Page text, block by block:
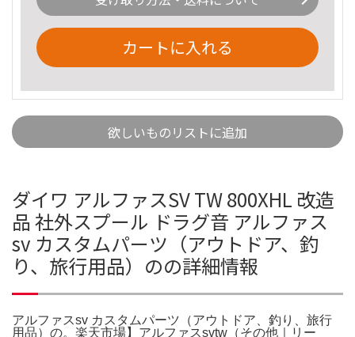
カートに入れる
欲しいものリストに追加
ダイワ アルファスSV TW 800XHL 改造
品 社外スプール ドラグ音 アルファス
sv カスタムパーツ（アウトドア、釣
り、旅行用品）のの詳細情報
アルファスsv カスタムパーツ（アウトドア、釣り、旅行
用品）の。楽天市場】アルファスsvtw（その他｜リー